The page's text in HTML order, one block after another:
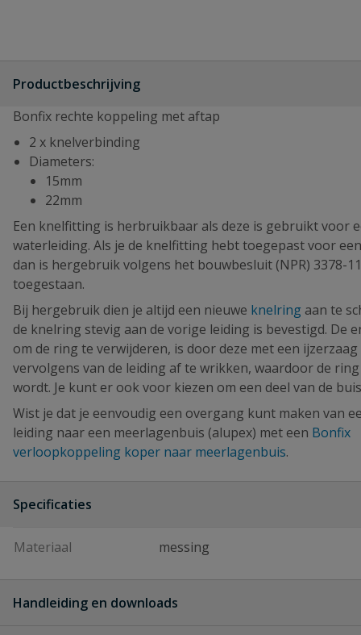
Productbeschrijving
Bonfix rechte koppeling met aftap
2 x knelverbinding
Diameters:
15mm
22mm
Een knelfitting is herbruikbaar als deze is gebruikt voor
waterleiding. Als je de knelfitting hebt toegepast voor
dan is hergebruik volgens het bouwbesluit (NPR) 3378-
toegestaan.
Bij hergebruik dien je altijd een nieuwe knelring aan te
de knelring stevig aan de vorige leiding is bevestigd. De
om de ring te verwijderen, is door deze met een
vervolgens van de leiding af te wrikken, waardoor de
wordt. Je kunt er ook voor kiezen om een deel van de
Wist je dat je eenvoudig een overgang kunt maken van
leiding naar een meerlagenbuis (alupex) met een Bonfix
verloopkoppeling koper naar meerlagenbuis.
Specificaties
Materiaal messing
Handleiding en downloads